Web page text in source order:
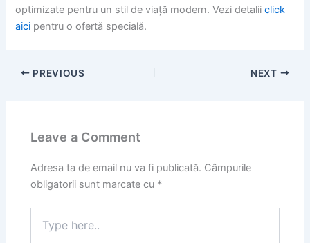
optimizate pentru un stil de viață modern. Vezi detaliiclick
aici pentru o ofertă specială.
PREVIOUS NEXT
Leave a Comment
Adresa ta de email nu va fi publicată. Câmpurile
obligatorii sunt marcate cu *
here..